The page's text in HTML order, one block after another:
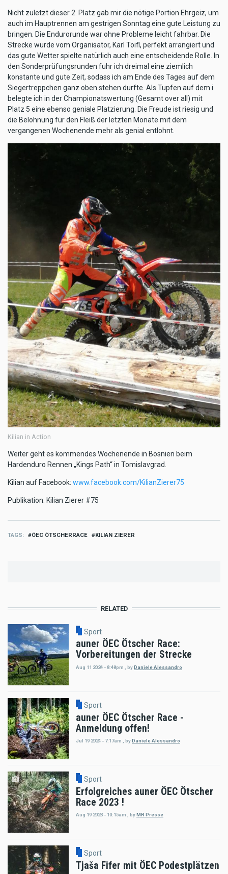
Nicht zuletzt dieser 2. Platz gab mir die nötige Portion Ehrgeiz, um
auch im Hauptrennen am gestrigen Sonntag eine gute Leistung zu
bringen. Die Endurorunde war ohne Probleme leicht fahrbar. Die
Strecke wurde vom Organisator, Karl Toifl, perfekt arrangiert und
das gute Wetter spielte natürlich auch eine entscheidende Rolle. In
den Sonderprüfungsrunden fuhr ich dreimal eine ziemlich
konstante und gute Zeit, sodass ich am Ende des Tages auf dem
Siegertreppchen ganz oben stehen durfte. Als Tupfen auf dem i
belegte ich in der Championatswertung (Gesamt over all) mit
Platz 5 eine ebenso geniale Platzierung. Die Freude ist riesig und
die Belohnung für den Fleiß der letzten Monate mit dem
vergangenen Wochenende mehr als genial entlohnt.
Kilian in Action
Weiter geht es kommendes Wochenende in Bosnien beim
Hardenduro Rennen „Kings Path“ in Tomislavgrad.
Kilian auf Facebook: www.facebook.com/KilianZierer75
Publikation: Kilian Zierer #75
TAGS ÖEC ÖTSCHERRACE KILIAN ZIERER
RELATED
Sport
auner ÖEC Ötscher Race:
Vorbereitungen der Strecke
Aug 11 2024 - 8:48pm byDaniele Alessandro
Sport
auner ÖEC Ötscher Race -
Anmeldung offen!
Jul 19 2024 - 7:17am , by Daniele Alessandro
Sport
Erfolgreiches auner ÖEC Ötscher
Race 2023 !
Aug 19 2023 - 10:15am byMR Presse
Sport
Tjaša Fifer mit ÖEC Podestplätzen